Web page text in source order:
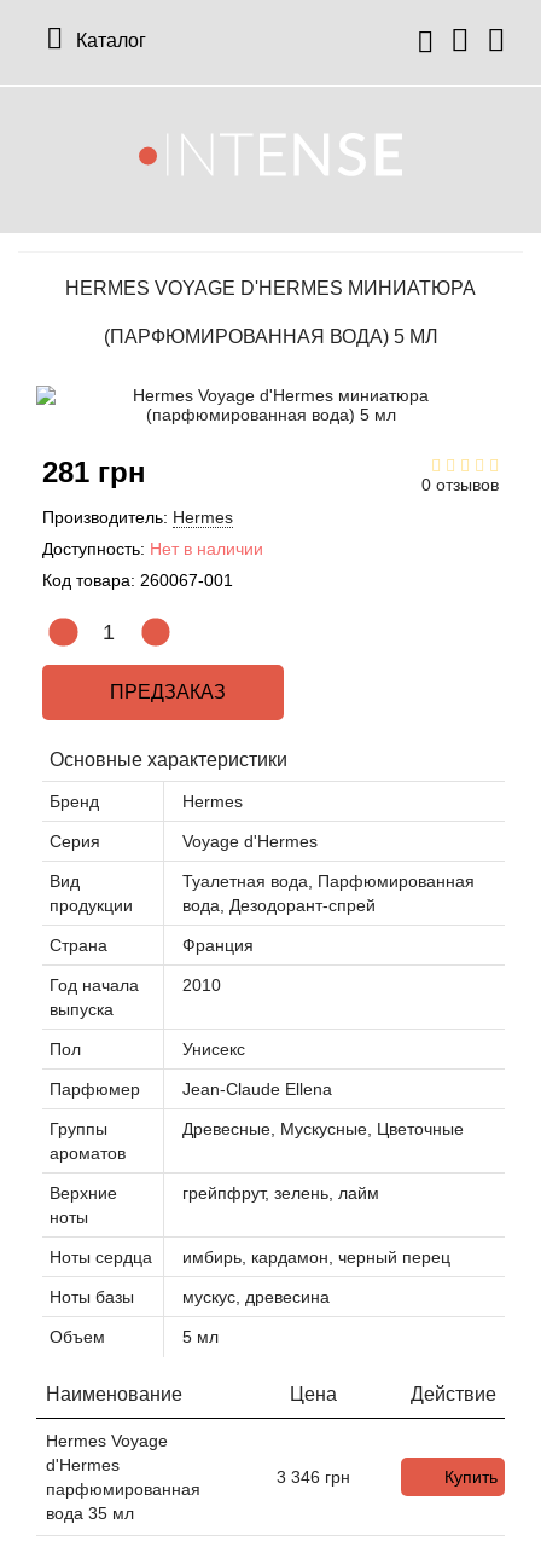
Каталог
HERMES VOYAGE D'HERMES МИНИАТЮРА
(ПАРФЮМИРОВАННАЯ ВОДА) 5 МЛ
0 отзывов
281 грн
Производитель: Hermes
Доступность: Нет в наличии
Код товара: 260067-001
ПРЕДЗАКАЗ
Основные характеристики
Бренд Hermes
Серия Voyage d'Hermes
Вид
продукции
Туалетная вода, Парфюмированная
вода, Дезодорант-спрей
Страна Франция
Год начала
выпуска
2010
Пол Унисекс
Парфюмер Jean-Claude Ellena
Группы
ароматов
Древесные, Мускусные, Цветочные
Верхние
ноты
грейпфрут, зелень, лайм
Ноты сердца имбирь, кардамон, черный перец
Ноты базы мускус, древесина
Объем 5 мл
Наименование Цена Действие
Hermes Voyage
d'Hermes
парфюмированная
вода 35 мл
3 346 грн Купить
12 Parfumeurs Francais
19-69
27 87 Perfumes
Abercrombie Fitch
Absolument Parfumeur
Acca Kappa
Acqua di Parma
Adidas
Aedes de Venustas
Aerin Lauder
Affinessence
Afnan
Agatha Ruiz de la Prada
Agent Provocateur
Agonist
Aigner
Aj Arabia (Widian)
Ajmal
Al Haramain
Al Jazeera
Alaia Paris
Отзывы
Доставка
Контакты
Статьи
История заказов
Рассылка новостей